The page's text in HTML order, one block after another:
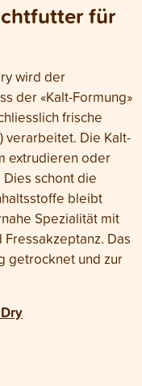
für
wird der
der «Kalt-Formung»
frische
verarbeitet. Die Kalt-
extrudieren oder
schont die
bleibt
Spezialität mit
Das
getrocknet und zur